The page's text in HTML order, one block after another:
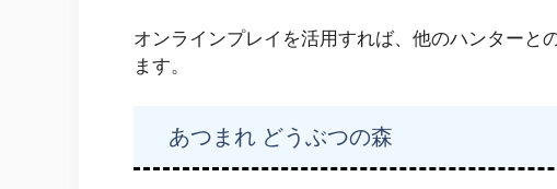
オンラインプレイを活用すれば、他のハンターと
ます。
あつまれ どうぶつの森